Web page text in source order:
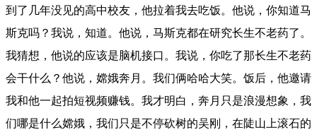
到了几年没见的高中校友，他拉着我去吃饭。他说，你知道马
斯克吗？我说，知道。他说，马斯克都在研究长生不老药了。
我猜想，他说的应该是脑机接口。我说，你吃了那长生不老药
会干什么？他说，嫦娥奔月。我们俩哈哈大笑。饭后，他邀请
我和他一起拍短视频赚钱。我才明白，奔月只是浪漫想象，我
们哪是什么嫦娥，我们只是不停砍树的吴刚，在陡山上滚石的